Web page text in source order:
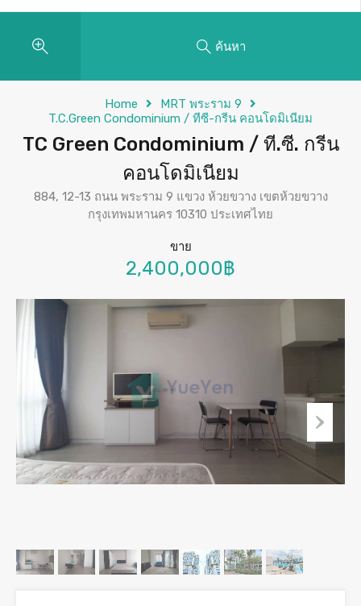
ค้นหา
Home
MRT พระราม 9
T.C.Green Condominium / ทีซี-กรีน คอนโดมิเนียม
TC Green Condominium / ที.ซี. กรีน
คอนโดมิเนียม
884, 12-13 ถนน พระราม 9 แขวง ห้วยขวาง เขตห้วยขวาง
กรุงเทพมหานคร 10310 ประเทศไทย
ขาย
2,400,000฿